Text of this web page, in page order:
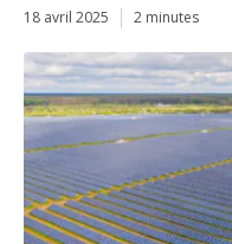
18 avril 2025 2 minutes